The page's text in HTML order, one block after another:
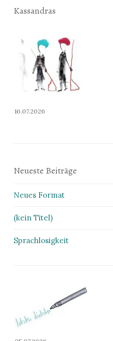
Kassandras
16.07.2026
Neueste Beiträge
Neues Format
(kein Titel)
Sprachlosigkeit